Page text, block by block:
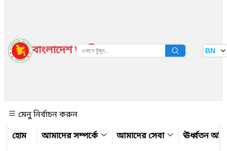
বাংলাদেশ জাতীয় তথ্য বাতায়ন BN
মেনু নির্বাচন করুন
আমাদের সম্পর্কে
আমাদের সেবা ঊর্ধ্বতন